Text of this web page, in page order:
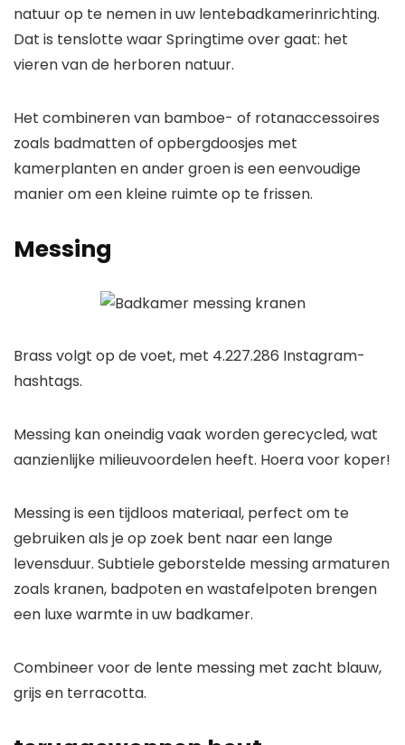
natuur op te nemen in uw lentebadkamerinrichting.
Dat is tenslotte waar Springtime over gaat: het
vieren van de herboren natuur.
Het combineren van bamboe- of rotanaccessoires
zoals badmatten of opbergdoosjes met
kamerplanten en ander groen is een eenvoudige
manier om een ​​kleine ruimte op te frissen.
Messing
Brass volgt op de voet, met 4.227.286 Instagram-
hashtags.
Messing kan oneindig vaak worden gerecycled, wat
aanzienlijke milieuvoordelen heeft. Hoera voor koper!
Messing is een tijdloos materiaal, perfect om te
gebruiken als je op zoek bent naar een lange
levensduur. Subtiele geborstelde messing armaturen
zoals kranen, badpoten en wastafelpoten brengen
een luxe warmte in uw badkamer.
Combineer voor de lente messing met zacht blauw,
grijs en terracotta.